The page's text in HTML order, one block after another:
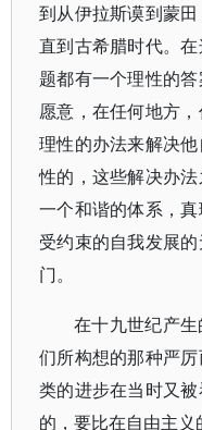
到从伊拉斯谟到蒙
直到古希腊时代。
题都有一个理性的
愿意，在任何地方
理性的办法来解决
性的，这些解决办
一个和谐的体系，
受约束的自我发展
门。
在十九世纪产
们所构想的那种严
类的进步在当时又
的，要比在自由主义